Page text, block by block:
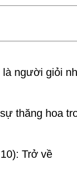
người giỏi
thăng hoa
Trở về